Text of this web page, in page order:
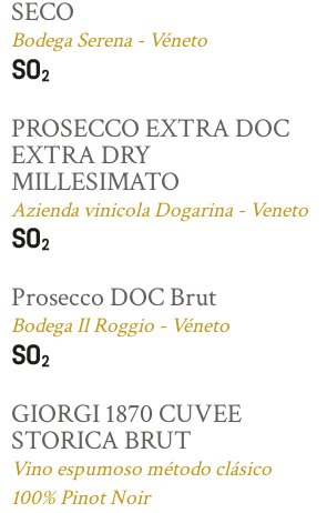
SECO
Bodega Serena - Véneto
PROSECCO EXTRA DOC
EXTRA DRY
MILLESIMATO
Azienda vinicola Dogarina - Veneto
Prosecco DOC Brut
Bodega Il Roggio - Véneto
GIORGI 1870 CUVEE
STORICA BRUT
Vino espumoso método clásico
100% Pinot Noir